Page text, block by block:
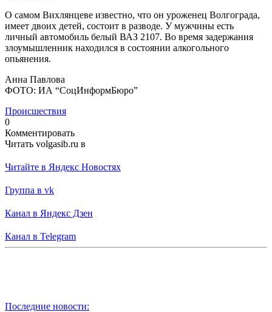
О самом Вихлянцеве известно, что он уроженец Волгограда,
имеет двоих детей, состоит в разводе. У мужчины есть
личный автомобиль белый ВАЗ 2107. Во время задержания
злоумышленник находился в состоянии алкогольного
опьянения.
Анна Павлова
ФОТО: ИА “СоцИнформБюро”
Происшествия
0
Комментировать
Читать volgasib.ru в
Читайте в Яндекс Новостях
Группа в vk
Канал в Яндекс Дзен
Канал в Telegram
Последние новости: